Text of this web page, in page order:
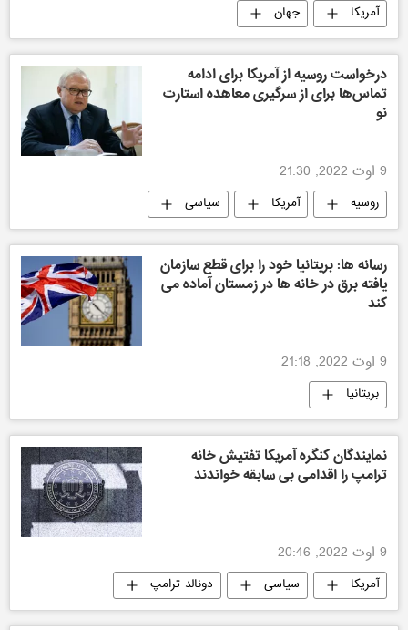
آمریکا جهان
درخواست روسیه از آمریکا برای ادامه
تماس‌ها برای از سرگیری معاهده استارت
نو
9 اوت 2022, 21:30
روسیه آمریکا سیاسی
رسانه ها: بریتانیا خود را برای قطع سازمان
یافته برق در خانه ها در زمستان آماده می
کند
9 اوت 2022, 21:18
بریتانیا
نمایندگان کنگره آمریکا تفتیش خانه
ترامپ را اقدامی بی سابقه خواندند
9 اوت 2022, 20:46
آمریکا سیاسی دونالد ترامپ